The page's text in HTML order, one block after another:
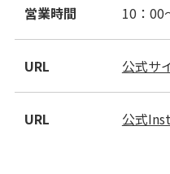
営業時間 10：00
URL 公式サ
URL 公式